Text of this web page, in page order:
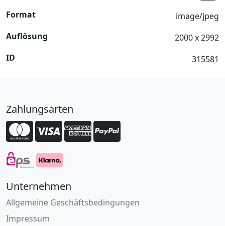
Format
image/jpeg
Auflösung
2000 x 2992
ID
315581
Zahlungsarten
Unternehmen
Allgemeine Geschäftsbedingungen
Impressum